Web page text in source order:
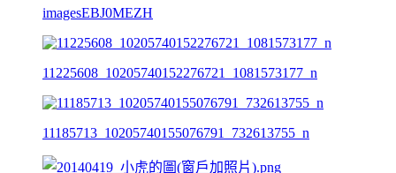
imagesEBJ0MEZH
11225608_10205740152276721_1081573177_n
11185713_10205740155076791_732613755_n